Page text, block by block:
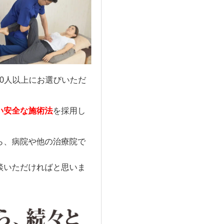
人以上にお選びいただ
安全な施術法を採用し
、病院や他の治療院で
ただければと思いま